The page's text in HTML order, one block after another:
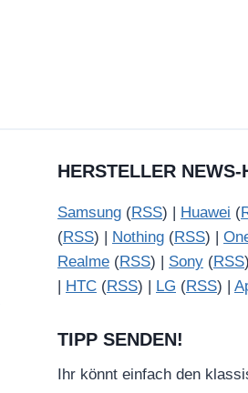
HERSTELLER NEWS-
Samsung (RSS) | Huawei (
(RSS) | Nothing (RSS) |
Realme (RSS) | Sony (RSS
| HTC (RSS) | LG (RSS) |
TIPP SENDEN!
Ihr könnt einfach den